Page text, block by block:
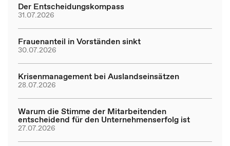
Der Entscheidungskompass
31.07.2026
Frauenanteil in Vorständen sinkt
30.07.2026
Krisenmanagement bei Auslandseinsätzen
28.07.2026
Warum die Stimme der Mitarbeitenden
entscheidend für den Unternehmenserfolg ist
27.07.2026